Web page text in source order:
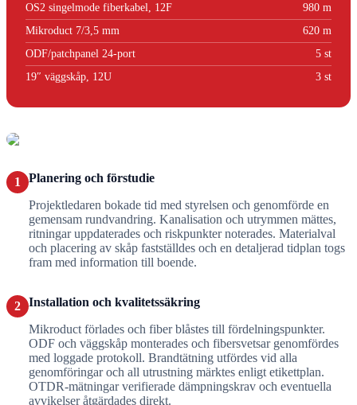
OS2 singelmode fiberkabel, 12F
980 m
Mikroduct 7/3,5 mm
620 m
ODF/patchpanel 24-port
5 st
19″ väggskåp, 12U
3 st
1
Planering och förstudie
Projektledaren bokade tid med styrelsen och genomförde en
gemensam rundvandring. Kanalisation och utrymmen mättes,
ritningar uppdaterades och riskpunkter noterades. Materialval
och placering av skåp fastställdes och en detaljerad tidplan togs
fram med information till boende.
2 Installation och kvalitetssäkring
Mikroduct förlades och fiber blåstes till fördelningspunkter.
ODF och väggskåp monterades och fibersvetsar genomfördes
med loggade protokoll. Brandtätning utfördes vid alla
genomföringar och all utrustning märktes enligt etikettplan.
OTDR‑mätningar verifierade dämpningskrav och eventuella
avvikelser åtgärdades direkt.